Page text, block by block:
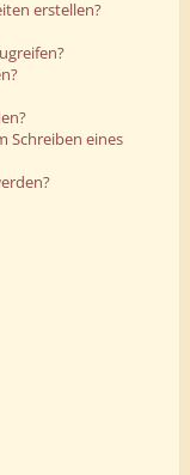
erstellen?
Schreiben eines